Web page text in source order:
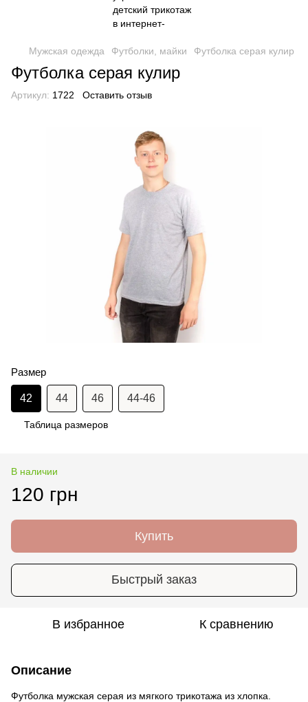
Мужская одежда Футболки, майки Футболка серая кулир
Футболка серая кулир
Артикул: 1722 Оставить отзыв
Размер
42 44 46 44-46
Таблица размеров
В наличии
120 грн
Купить
Быстрый заказ
В избранное К сравнению
Описание
Футболка мужская серая из мягкого трикотажа из хлопка.